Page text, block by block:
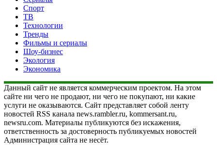
Спорт
ТВ
Технологии
Тренды
Фильмы и сериалы
Шоу-бизнес
Экология
Экономика
Данный сайт не является коммерческим проектом. На этом
сайте ни чего не продают, ни чего не покупают, ни какие
услуги не оказываются. Сайт представляет собой ленту
новостей RSS канала news.rambler.ru, kommersant.ru,
newsru.com. Материалы публикуются без искажения,
ответственность за достоверность публикуемых новостей
Администрация сайта не несёт.